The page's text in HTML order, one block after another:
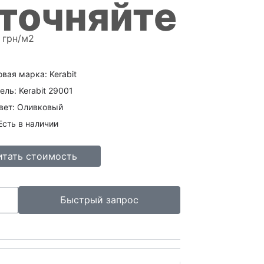
з
грн/м2
марка: Kerabit
Kerabit 29001
Оливковый
в наличии
стоимость
Быстрый запрос